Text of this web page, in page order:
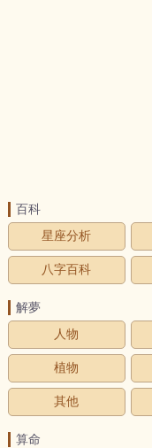
百科
星座分析
八字百科
解夢
人物
植物
其他
算命